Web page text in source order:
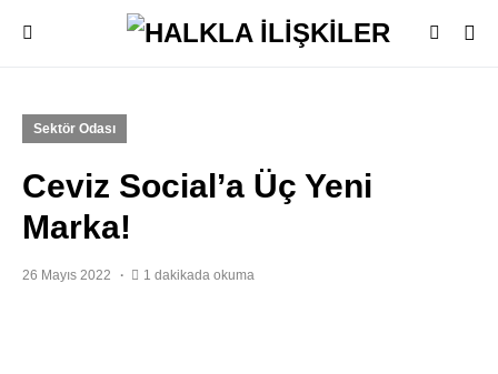
Sektör Odası
Ceviz Social’a Üç Yeni
Marka!
26 Mayıs 2022 1 dakikada okuma